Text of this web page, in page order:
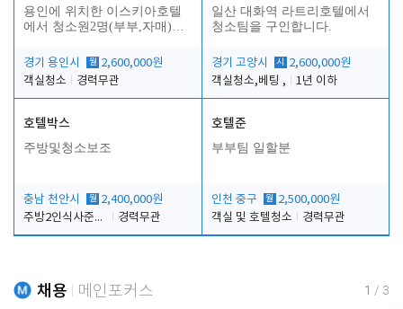
용인에 위치한 이스키아호텔
에서 청소원2명(부부,자매)을
경기 용인시
월 2,600,000원
객실청소
경력무관
일산 대화역 라트리호텔에서
청소팀을 구인합니다.
경기 고양시 시
2,600,000원
객실청소,베팅 ,
1년 이하
호텔박스
주방및청소보조
충남 천안시 월 2,400,000원
주방2인식사준비및청소린렌보조
경력무관
호텔준
부부팀 일할분
인천 중구 월 2,500,000원
객실 및 호텔청소
경력무관
채용 메인포커스 1 / 3